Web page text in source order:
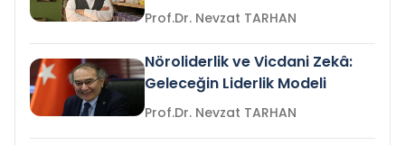
Prof.Dr. Nevzat TARHAN
Nöroliderlik ve Vicdani Zekâ:
Geleceğin Liderlik Modeli
Prof.Dr. Nevzat TARHAN